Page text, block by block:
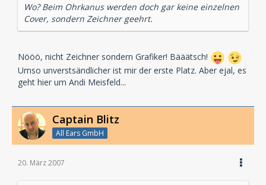
Wo? Beim Ohrkanus werden doch gar keine einzelnen
Cover, sondern Zeichner geehrt.
Nööö, nicht Zeichner sondern Grafiker! Bääätsch!
Umso unverstsändlicher ist mir der erste Platz. Aber ejal, es
geht hier um Andi Meisfeld...
Captain Blitz
All Ears GmbH
20. März 2007